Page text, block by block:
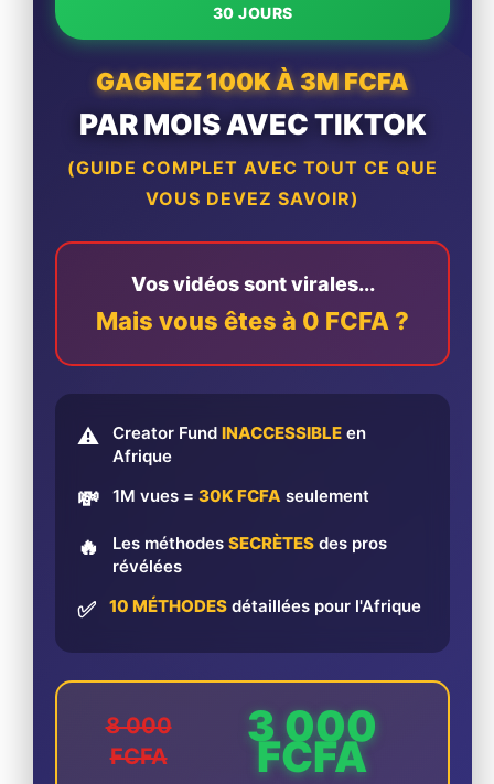
30 JOURS
GAGNEZ 100K À 3M FCFA
PAR MOIS AVEC TIKTOK
(GUIDE COMPLET AVEC TOUT CE QUE
VOUS DEVEZ SAVOIR)
Vos vidéos sont virales...
Mais vous êtes à 0 FCFA ?
⚠️ Creator Fund INACCESSIBLE en
Afrique
💸 1M vues = 30K FCFA seulement
🔥 Les méthodes SECRÈTES des pros
révélées
✅ 10 MÉTHODES détaillées pour l'Afrique
8 000
FCFA
3 000
FCFA